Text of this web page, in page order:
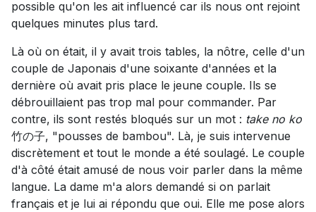
possible qu'on les ait influencé car ils nous ont rejoint
quelques minutes plus tard.
Là où on était, il y avait trois tables, la nôtre, celle d'un
couple de Japonais d'une soixante d'années et la
dernière où avait pris place le jeune couple. Ils se
débrouillaient pas trop mal pour commander. Par
contre, ils sont restés bloqués sur un mot : take no ko
竹の子, "pousses de bambou". Là, je suis intervenue
discrètement et tout le monde a été soulagé. Le couple
d'à côté était amusé de nous voir parler dans la même
langue. La dame m'a alors demandé si on parlait
français et je lui ai répondu que oui. Elle me pose alors